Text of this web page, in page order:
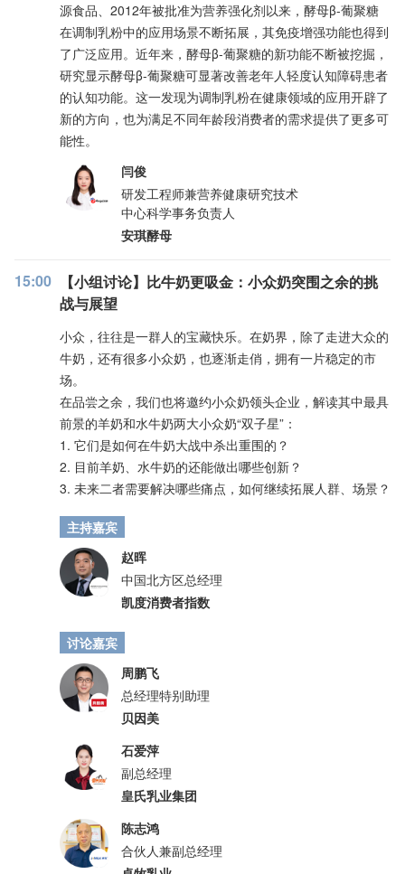
源食品、2012年被批准为营养强化剂以来，酵母β-葡聚糖
在调制乳粉中的应用场景不断拓展，其免疫增强功能也得到
了广泛应用。近年来，酵母β-葡聚糖的新功能不断被挖掘，
研究显示酵母β-葡聚糖可显著改善老年人轻度认知障碍患者
的认知功能。这一发现为调制乳粉在健康领域的应用开辟了
新的方向，也为满足不同年龄段消费者的需求提供了更多可
能性。
闫俊
研发工程师兼营养健康研究技术
中心科学事务负责人
安琪酵母
15:00
【小组讨论】比牛奶更吸金：小众奶突围之余的挑
战与展望
小众，往往是一群人的宝藏快乐。在奶界，除了走进大众的
牛奶，还有很多小众奶，也逐渐走俏，拥有一片稳定的市
场。
在品尝之余，我们也将邀约小众奶领头企业，解读其中最具
前景的羊奶和水牛奶两大小众奶“双子星”：
1. 它们是如何在牛奶大战中杀出重围的？
2. 目前羊奶、水牛奶的还能做出哪些创新？
3. 未来二者需要解决哪些痛点，如何继续拓展人群、场景？
主持嘉宾
赵晖
中国北方区总经理
凯度消费者指数
讨论嘉宾
周鹏飞
总经理特别助理
贝因美
石爱萍
副总经理
皇氏乳业集团
陈志鸿
合伙人兼副总经理